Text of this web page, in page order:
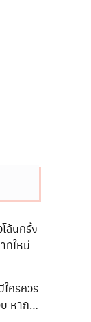
ล้นครั้ง
ทใหม่
ครควร
หาก